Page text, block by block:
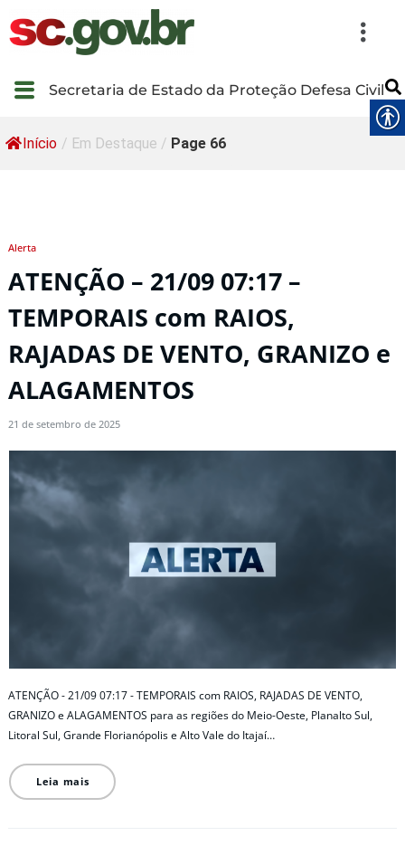
Secretaria de Estado da Proteção Defesa Civil
Início / Em Destaque / Page 66
Alerta
ATENÇÃO – 21/09 07:17 –
TEMPORAIS com RAIOS,
RAJADAS DE VENTO, GRANIZO e
ALAGAMENTOS
21 de setembro de 2025
ATENÇÃO - 21/09 07:17 - TEMPORAIS com RAIOS, RAJADAS DE VENTO,
GRANIZO e ALAGAMENTOS para as regiões do Meio-Oeste, Planalto Sul,
Litoral Sul, Grande Florianópolis e Alto Vale do Itajaí…
Leia mais